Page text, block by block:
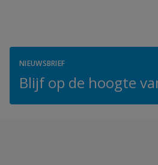
NIEUWSBRIEF
Blijf op de hoogte